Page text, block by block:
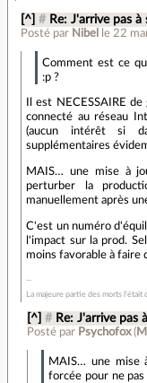
[^] # Re: J'arrive pas à
Posté par Nibel le 22
Comment est ce
:p ?
Il est NECESSAIRE
connecté au réseau
(aucun intérêt si
supplémentaires
MAIS… une mise à
perturber la
manuellement après
C'est un numéro
l'impact sur la prod.
moins favorable à faire
La majeure partie des morts
[^] # Re: J'arrive pas
Posté par Psychofox(
MAIS… une mise
forcée pour ne